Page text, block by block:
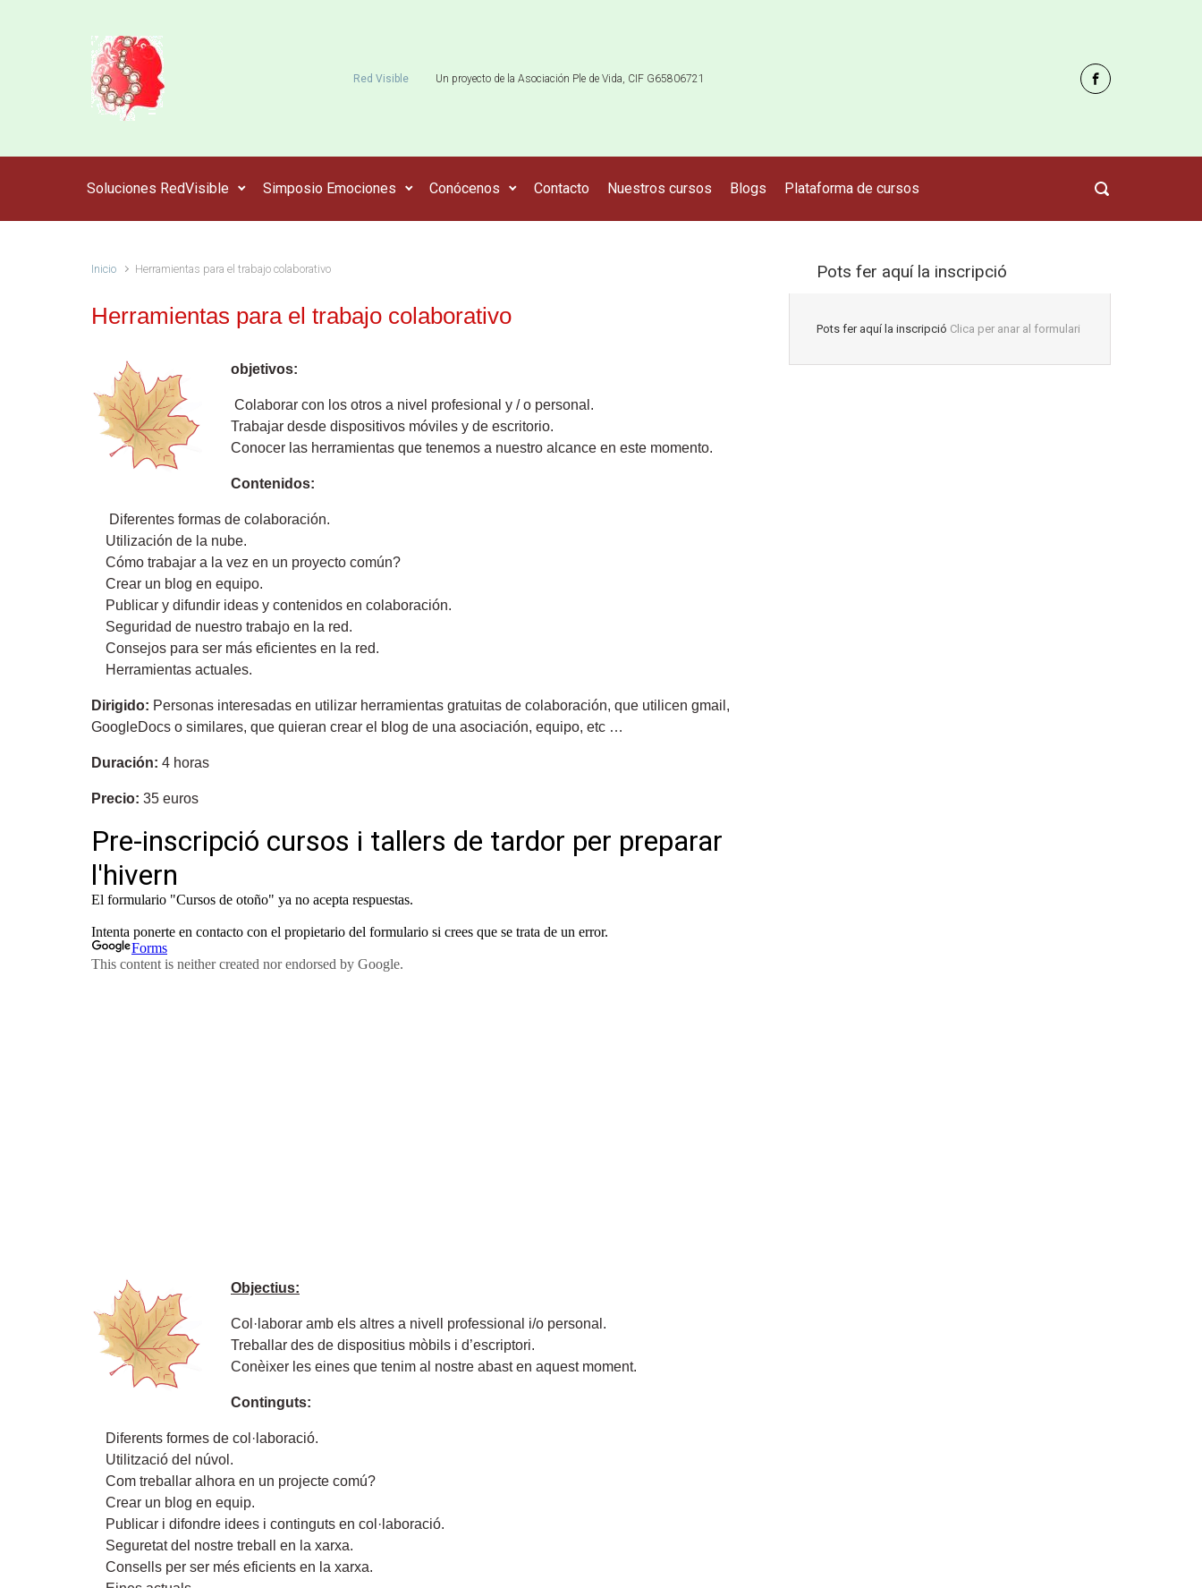
Red Visible Un proyecto de la Asociación Ple de Vida, CIF G65806721
Soluciones RedVisible Simposio Emociones Conócenos Contacto Nuestros cursos Blogs Plataforma de cursos
Inicio Herramientas para el trabajo colaborativo
Herramientas para el trabajo colaborativo
objetivos:
Colaborar con los otros a nivel profesional y / o personal.
Trabajar desde dispositivos móviles y de escritorio.
Conocer las herramientas que tenemos a nuestro alcance en este momento.
Contenidos:
Diferentes formas de colaboración.
Utilización de la nube.
Cómo trabajar a la vez en un proyecto común?
Crear un blog en equipo.
Publicar y difundir ideas y contenidos en colaboración.
Seguridad de nuestro trabajo en la red.
Consejos para ser más eficientes en la red.
Herramientas actuales.
Dirigido: Personas interesadas en utilizar herramientas gratuitas de colaboración, que utilicen gmail,
GoogleDocs o similares, que quieran crear el blog de ​​una asociación, equipo, etc …
Duración: 4 horas
Precio: 35 euros
Objectius:
Col·laborar amb els altres a nivell professional i/o personal.
Treballar des de dispositius mòbils i d’escriptori.
Conèixer les eines que tenim al nostre abast en aquest moment.
Continguts:
Diferents formes de col·laboració.
Utilització del núvol.
Com treballar alhora en un projecte comú?
Crear un blog en equip.
Publicar i difondre idees i continguts en col·laboració.
Seguretat del nostre treball en la xarxa.
Consells per ser més eficients en la xarxa.
Pots fer aquí la inscripció
Pots fer aquí la inscripció Clica per anar al formulari